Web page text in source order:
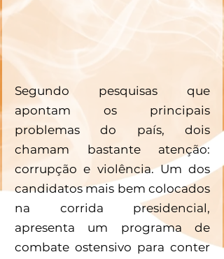
Segundo pesquisas que
apontam os principais
problemas do país, dois
chamam bastante atenção:
corrupção e violência. Um dos
candidatos mais bem colocados
na corrida presidencial,
apresenta um programa de
combate ostensivo para conter